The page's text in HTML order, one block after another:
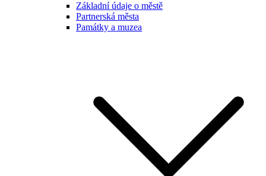
Základní údaje o městě
Partnerská města
Památky a muzea